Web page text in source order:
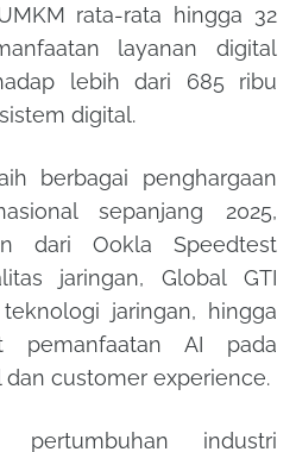
rata-rata hingga 32
layanan digital
lebih dari 685 ribu
digital.
berbagai penghargaan
sepanjang 2025,
dari Ookla Speedtest
jaringan, Global GTI
jaringan, hingga
pemanfaatan AI pada
customer experience.
pertumbuhan industri